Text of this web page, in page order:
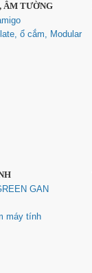
ÂM TƯỜNG
ổ cắm, Modular
GAN
máy tính